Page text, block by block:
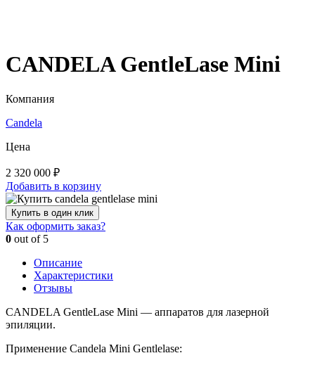
CANDELA GentleLase Mini
Компания
Candela
Цена
2 320 000 ₽
Добавить в корзину
Купить в один клик
Как оформить заказ?
0 out of 5
Описание
Характеристики
Отзывы
CANDELA GentleLase Mini — аппаратов для лазерной
эпиляции.
Применение Candela Mini Gentlelase: